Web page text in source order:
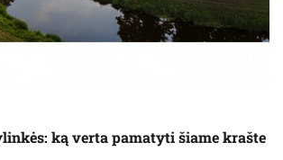
ką verta pamatyti šiame krašte